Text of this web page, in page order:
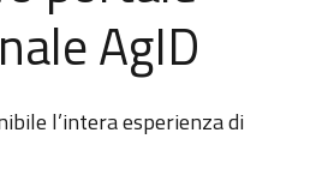
AgID
l’intera esperienza di